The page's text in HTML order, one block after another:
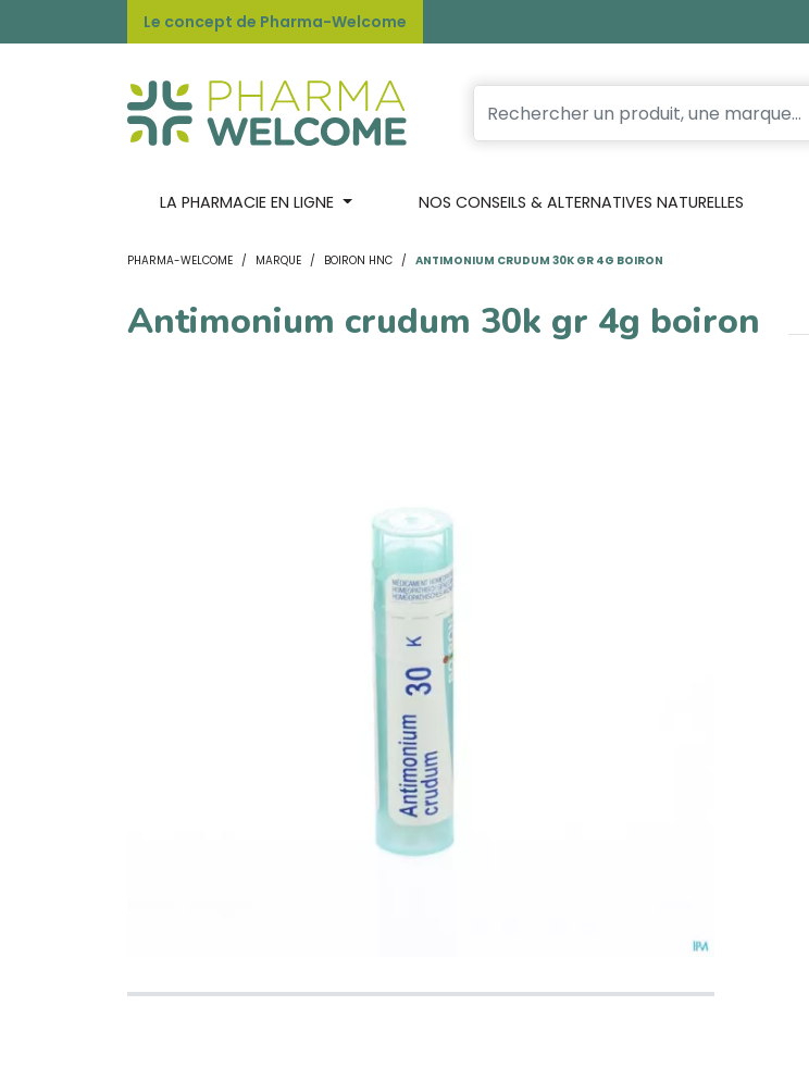
Le concept de Pharma-Welcome
LA PHARMACIE EN LIGNE NOS CONSEILS & ALTERNATIVES NATURELLES
PHARMA-WELCOME MARQUE BOIRON HNC ANTIMONIUM CRUDUM 30K GR 4G BOIRON
Antimonium crudum 30k gr 4g boiron